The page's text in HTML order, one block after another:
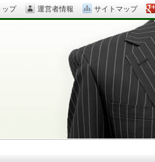
運営者情報 サイトマップ
ップ